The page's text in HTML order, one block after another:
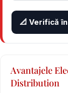
📐 Verifică
Avantajele
Distribution